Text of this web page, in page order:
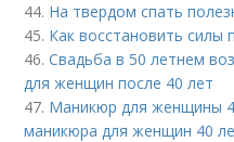
44. На твердом спать
45. Как восстановить силы
46.Свадьба в 50 летнем
для женщин после 40 лет
47. Маникюр для женщины
маникюра для женщин 40